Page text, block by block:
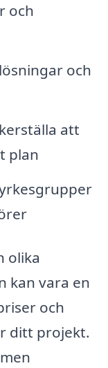
och
och
att
plan
olika
kan vara en
och
ditt projekt.